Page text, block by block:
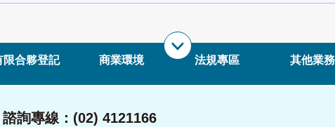
限合夥登記 商業環境 法規專區 其他業務
詢專線：(02) 4121166